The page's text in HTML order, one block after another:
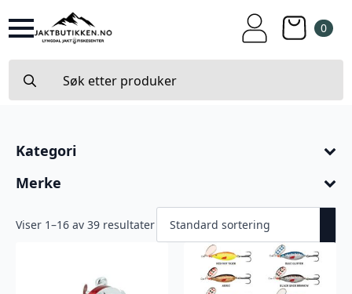
0
for:
Kategori
Merke
Viser 1–16 av 39 resultater